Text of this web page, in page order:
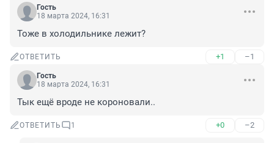
Гость
18 марта 2024, 16:31
Тоже в холодильнике лежит?
ОТВЕТИТЬ +1 –1
Гость
18 марта 2024, 16:31
Тык ещё вроде не короновали..
ОТВЕТИТЬ 1 +0 –2